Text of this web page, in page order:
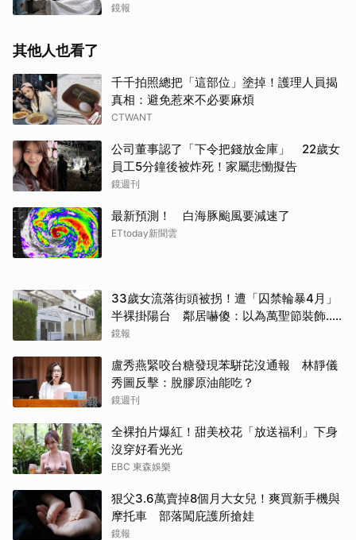
鏡報
其他人也看了
千千拍照總把「這部位」塗掉！護理人員揭
真相：避免惹來不必要麻煩
CTWANT
公司董事認了「下令把錢放金庫」 22歲女
員工5分鐘後被炸死！家屬悲慟擬告
鏡週刊
最新預測！ 白海豚颱風要減速了
ETtoday新聞雲
33歲女流落街頭被拐！遭「囚禁輪暴4月」
半裸掛陽台 鄰居嚇傻：以為萬聖節裝飾...
主謀竟與妻小同住
鏡報
盧秀燕緊咬台糖發現苯駢芘沒通報 林靜儀
秀圖反擊：脫膠原油能吃？
鏡週刊
全裸拍片爆紅！甜美校花「放送福利」下身
沒穿好看光光
EBC 東森娛樂
狠父3.6萬賣掉8個月大女兒！爽買新手機與
摩托車 部落闖庇護所搶娃
鏡報